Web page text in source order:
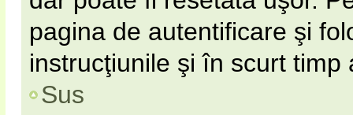
pagina de autentificare şi
instrucţiunile şi în scurt
Sus